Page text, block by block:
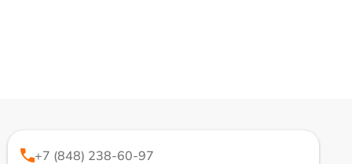
+7 (848) 238-60-97